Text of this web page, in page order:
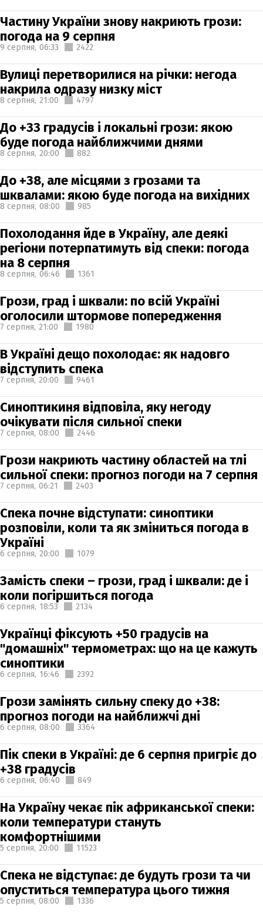
Частину України знову накриють грози:
погода на 9 серпня
9 серпня, 06:33 2422
Вулиці перетворилися на річки: негода
накрила одразу низку міст
8 серпня, 21:00 4797
До +33 градусів і локальні грози: якою
буде погода найближчими днями
8 серпня, 20:00 882
До +38, але місцями з грозами та
шквалами: якою буде погода на вихідних
8 серпня, 08:00 985
Похолодання йде в Україну, але деякі
регіони потерпатимуть від спеки: погода
на 8 серпня
8 серпня, 06:46 1361
Грози, град і шквали: по всій Україні
оголосили штормове попередження
7 серпня, 21:00 1980
В Україні дещо похолодає: як надовго
відступить спека
7 серпня, 20:00 9461
Синоптикиня відповіла, яку негоду
очікувати після сильної спеки
7 серпня, 08:00 2446
Грози накриють частину областей на тлі
сильної спеки: прогноз погоди на 7 серпня
7 серпня, 06:21 2403
Спека почне відступати: синоптики
розповіли, коли та як зміниться погода в
Україні
6 серпня, 20:00 1079
Замість спеки – грози, град і шквали: де і
коли погіршиться погода
6 серпня, 18:53 2134
Українці фіксують +50 градусів на
"домашніх" термометрах: що на це кажуть
синоптики
6 серпня, 16:46 2392
Грози замінять сильну спеку до +38:
прогноз погоди на найближчі дні
6 серпня, 08:00 3364
Пік спеки в Україні: де 6 серпня пригріє до
+38 градусів
6 серпня, 06:40 849
На Україну чекає пік африканської спеки:
коли температури стануть
комфортнішими
5 серпня, 20:00 11523
Спека не відступає: де будуть грози та чи
опуститься температура цього тижня
5 серпня, 08:00 1336